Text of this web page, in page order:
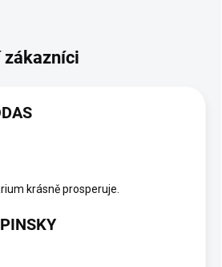
krásně prosperuje.